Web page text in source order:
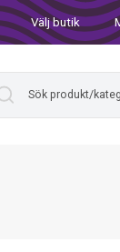
Välj butik